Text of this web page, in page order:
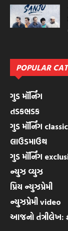
POPULAR
ગુડ મૉર્નિંગ
તડકભડક
ગુડ મૉર્નિંગ
લાઉડમાઉથ
ગુડ મૉર્નિંગ
ન્યુઝ વ્યુઝ
પ્રિય ન્યુઝપ્રેમી
ન્યુઝપ્રેમી video
આજનો તંત્રીલેખ: